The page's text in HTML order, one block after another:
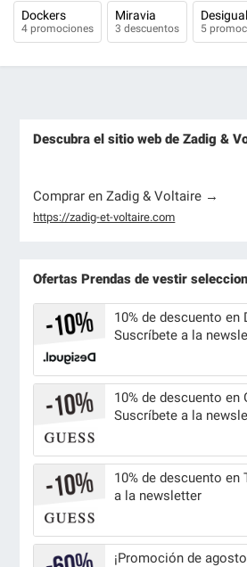
Dockers
4 promociones
Miravia
3 descuentos
Desigual
5
Descubra el sitio web de Zadig &
Comprar en Zadig & Voltaire →
https://zadig-et-voltaire.com
Ofertas Prendas de vestir
10% de descuento en
Suscríbete a la
10% de descuento en
Suscríbete a la
10% de descuento
a la newsletter
¡Promoción de